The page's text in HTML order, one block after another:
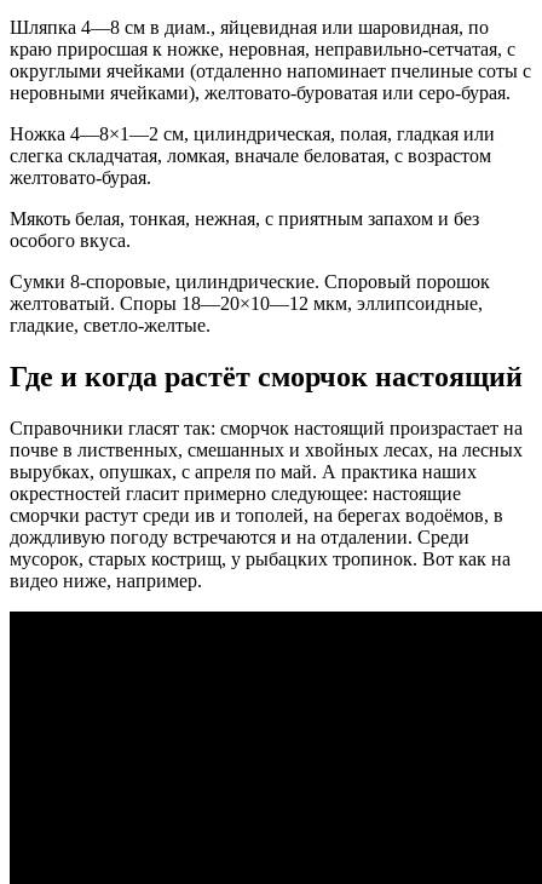
Шляпка 4—8 см в диам., яйцевидная или шаровидная, по
краю приросшая к ножке, неровная, неправильно-сетчатая, с
округлыми ячейками (отдаленно напоминает пчелиные соты с
неровными ячейками), желтовато-буроватая или серо-бурая.
Ножка 4—8×1—2 см, цилиндрическая, полая, гладкая или
слегка складчатая, ломкая, вначале беловатая, с возрастом
желтовато-бурая.
Мякоть белая, тонкая, нежная, с приятным запахом и без
особого вкуса.
Сумки 8-споровые, цилиндрические. Споровый порошок
желтоватый. Споры 18—20×10—12 мкм, эллипсоидные,
гладкие, светло-желтые.
Где и когда растёт сморчок настоящий
Справочники гласят так: сморчок настоящий произрастает на
почве в лиственных, смешанных и хвойных лесах, на лесных
вырубках, опушках, с апреля по май. А практика наших
окрестностей гласит примерно следующее: настоящие
сморчки растут среди ив и тополей, на берегах водоёмов, в
дождливую погоду встречаются и на отдалении. Среди
мусорок, старых кострищ, у рыбацких тропинок. Вот как на
видео ниже, например.